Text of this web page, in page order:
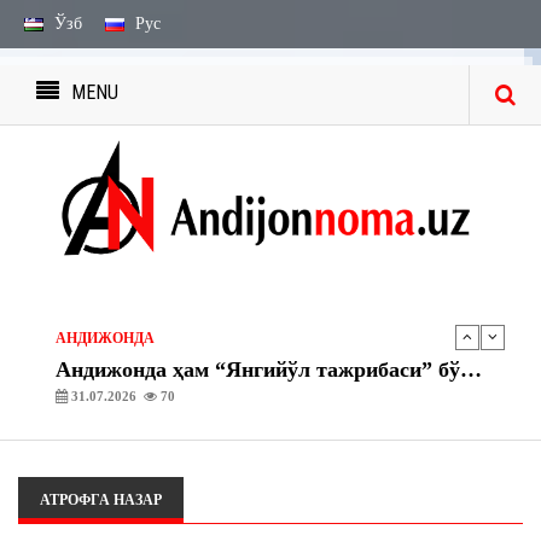
Ўзб Рус
MENU
ЭЪЛОН ВА БИЛДИРУВЛАР
МЕРОС БИЛДИРУВЛАРИ
27.07.2026 2241
ЭЪЛОН ВА БИЛДИРУВЛАР
АНДИЖОНДА
Андижонда ҳам “Янгийўл тажрибаси” бўйича амалий ишлар бошланди
31.07.2026 70
30.07.2026 72
ЭЪЛОН ВА БИЛДИРУВЛАР
АТРОФГА НАЗАР